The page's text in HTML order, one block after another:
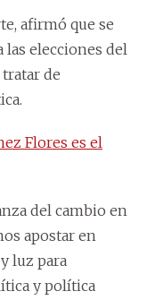
afirmó que se
las elecciones del
de
Flores es el
del cambio en
apostar en
luz para
y política